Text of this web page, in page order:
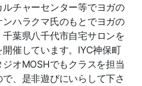
チャーセンター等でヨガの
ハラクマ氏のもとでヨガの
葉県八千代市自宅サロンを
催しています。IYC神保町
オMOSHでもクラスを担当
、是非遊びにいらして下さ